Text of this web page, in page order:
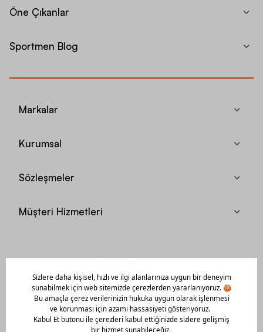
Öne Çıkanlar
Sportmen Blog
Markalar
Kurumsal
Sözleşmeler
Müşteri Hizmetleri
Mobil Uygulamamızı Hemen İndir!